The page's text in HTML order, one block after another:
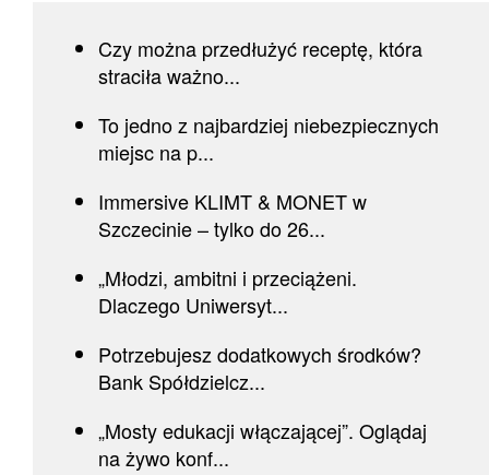
Czy można przedłużyć receptę, która
straciła ważno...
To jedno z najbardziej niebezpiecznych
miejsc na p...
Immersive KLIMT & MONET w
Szczecinie – tylko do 26...
„Młodzi, ambitni i przeciążeni.
Dlaczego Uniwersyt...
Potrzebujesz dodatkowych środków?
Bank Spółdzielcz...
„Mosty edukacji włączającej”. Oglądaj
na żywo konf...